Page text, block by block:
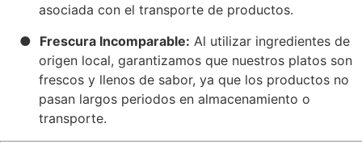
asociada con el transporte de productos.
● Frescura Incomparable: Al utilizar ingredientes de
origen local, garantizamos que nuestros platos son
frescos y llenos de sabor, ya que los productos no
pasan largos periodos en almacenamiento o
transporte.